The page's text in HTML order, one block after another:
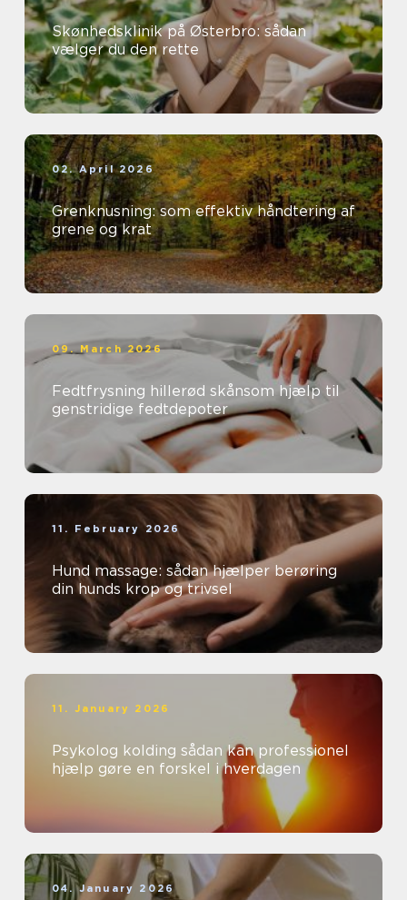
Skønhedsklinik på Østerbro: sådan
vælger du den rette
02. April 2026
Grenknusning: som effektiv håndtering af
grene og krat
09. March 2026
Fedtfrysning hillerød skånsom hjælp til
genstridige fedtdepoter
11. February 2026
Hund massage: sådan hjælper berøring
din hunds krop og trivsel
11. January 2026
Psykolog kolding sådan kan professionel
hjælp gøre en forskel i hverdagen
04. January 2026